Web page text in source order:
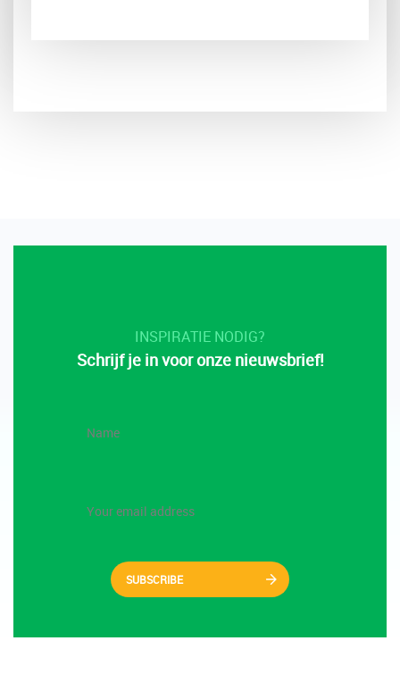
INSPIRATIE NODIG?
Schrijf je in voor onze nieuwsbrief!
SUBSCRIBE